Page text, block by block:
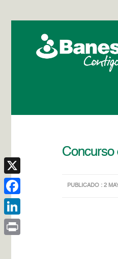
Concurso
PUBLICADO : 2
X
Facebook
LinkedIn